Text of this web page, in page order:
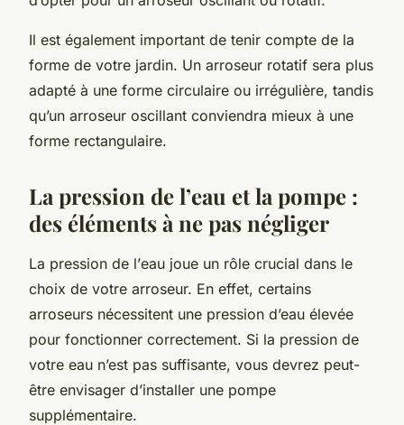
Il est également important de tenir compte de la
forme de votre jardin. Un arroseur rotatif sera plus
adapté à une forme circulaire ou irrégulière, tandis
qu’un arroseur oscillant conviendra mieux à une
forme rectangulaire.
La pression de l’eau et la pompe :
des éléments à ne pas négliger
La pression de l’eau joue un rôle crucial dans le
choix de votre arroseur. En effet, certains
arroseurs nécessitent une pression d’eau élevée
pour fonctionner correctement. Si la pression de
votre eau n’est pas suffisante, vous devrez peut-
être envisager d’installer une pompe
supplémentaire.